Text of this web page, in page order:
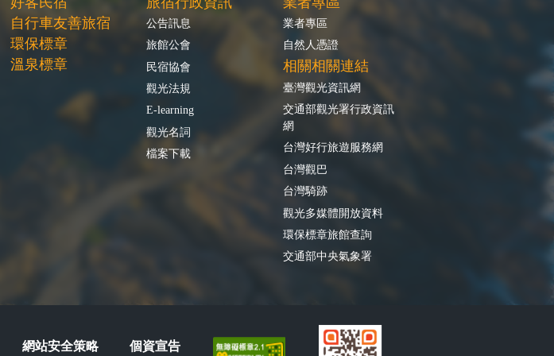
自行車友善旅宿
環保標章
溫泉標章
公告訊息
旅館公會
民宿協會
觀光法規
E-learning
觀光名詞
檔案下載
業者專區
自然人憑證
相關相關連結
臺灣觀光資訊網
交通部觀光署行政資訊
網
台灣好行旅遊服務網
台灣觀巴
台灣騎跡
觀光多媒體開放資料
環保標章旅館查詢
交通部中央氣象署
網站安全策略 個資宣告